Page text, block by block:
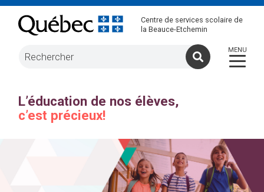
Centre de services scolaire de
la Beauce-Etchemin
L’éducation de nos élèves,
c’est précieux!
L’éducation de nos élèves,
c’est précieux!
L’éducation de nos élèves,
c’est précieux!